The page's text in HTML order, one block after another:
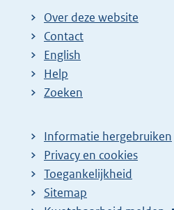
Over deze website
Contact
English
Help
Zoeken
Informatie hergebruiken
Privacy en cookies
Toegankelijkheid
Sitemap